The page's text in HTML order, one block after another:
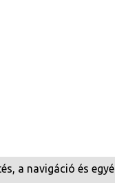
a navigáció és